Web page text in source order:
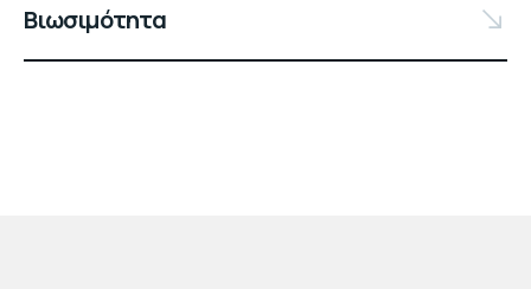
Βιωσιμότητα